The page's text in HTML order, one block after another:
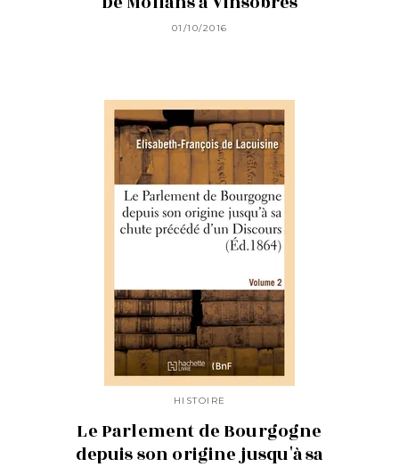
01/10/2016
HISTOIRE
Le Parlement de Bourgogne
depuis son origine jusqu'à sa